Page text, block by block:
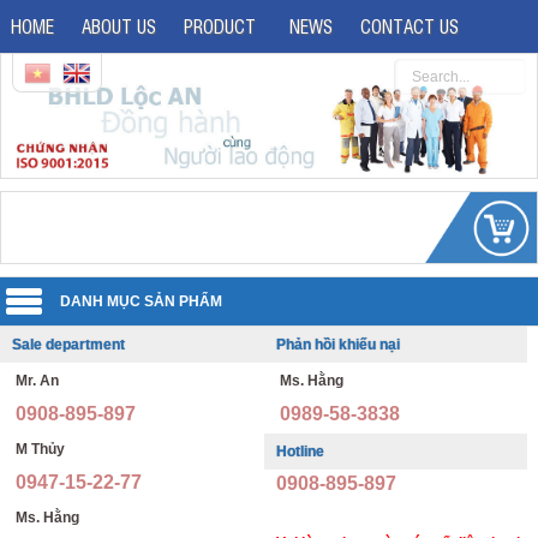
HOME ABOUT US PRODUCT NEWS CONTACT US
Uniforms
Office uniforms
Security uniforms
Safety shoes
Imported safety shoes
Sale department
Mr. An
0908-895-897
M Thủy
0947-15-22-77
Ms. Hằng
Phản hồi khiếu nại
Ms. Hằng
0989-58-3838
Hotline
0908-895-897